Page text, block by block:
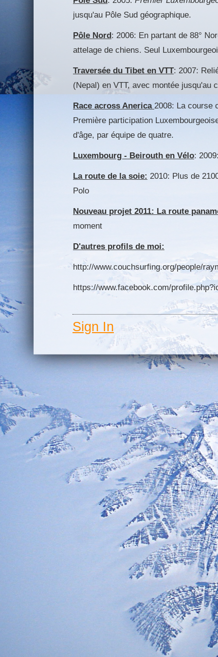
jusqu'au Pôle Sud géographique.
Pôle Nord: 2006: En partant de 88°
attelage de chiens. Seul
Traversée du Tibet en VTT: 2007:
(Nepal) en VTT, avec montée jusqu'au
Race across Anerica 2008: La course
Première participation
d'âge, par équipe de quatre.
Luxembourg - Beirouth en Vélo:
La route de la soie: 2010: Plus de
Polo
Nouveau projet 2011: La route
moment
D'autres profils de moi:
http://www.couchsurfing.org/people/
https://www.facebook.com/
Sign In